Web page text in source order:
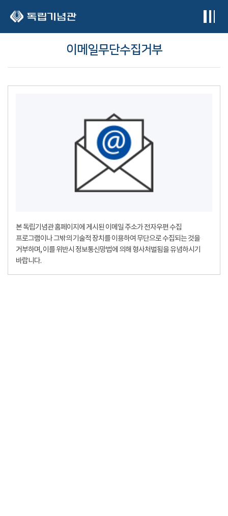
이메일무단수집거부
본 독립기념관 홈페이지에 게시된 이메일 주소가 전자우편 수집
프로그램이나 그밖의 기술적 장치를 이용하여 무단으로 수집되는 것을
거부하며, 이를 위반시 정보통신망법에 의해 형사처벌됨을 유념하시기
바랍니다.